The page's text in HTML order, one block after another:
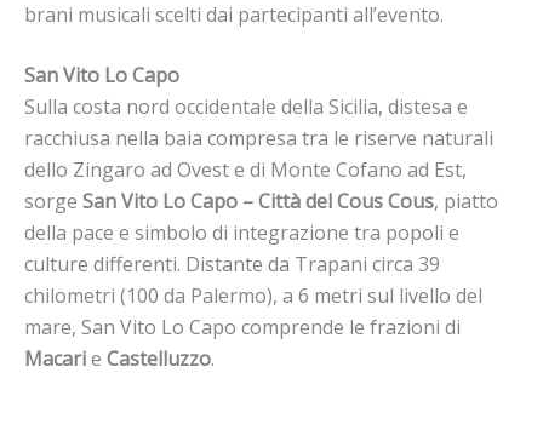
brani musicali scelti dai partecipanti all’evento.
San Vito Lo Capo
Sulla costa nord occidentale della Sicilia, distesa e
racchiusa nella baia compresa tra le riserve naturali
dello Zingaro ad Ovest e di Monte Cofano ad Est,
sorge San Vito Lo Capo – Città del Cous Cous, piatto
della pace e simbolo di integrazione tra popoli e
culture differenti. Distante da Trapani circa 39
chilometri (100 da Palermo), a 6 metri sul livello del
mare, San Vito Lo Capo comprende le frazioni di
Macarie Castelluzzo.